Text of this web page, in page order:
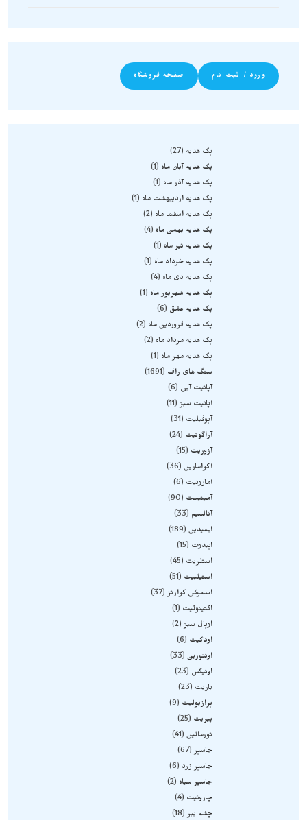
ورود / ثبت نام صفحه فروشگاه
پک هدیه
27
پک هدیه آبان ماه
1
پک هدیه آذر ماه
1
پک هدیه اردیبهشت ماه
1
پک هدیه اسفند ماه
2
پک هدیه بهمن ماه
4
پک هدیه تیر ماه
1
پک هدیه خرداد ماه
1
پک هدیه دی ماه
4
پک هدیه شهریور ماه
1
پک هدیه عشق
6
پک هدیه فروردین ماه
2
پک هدیه مرداد ماه
2
پک هدیه مهر ماه
1
سنگ های راف
1691
آپاتیت آبی
6
آپاتیت سبز 11
آپوفیلیت
31
آراگونیت
24
آزوریت
15
آکوامارین 36
آمازونیت
6
آمیتیست
90
آنالسیم
33
ابسیدین 189
اپیدوت
15
استلریت
45
استیلبیت
51
اسموکی کوارتز 37
اکتینولیت
1
اوپال سبز 2
اوناکیت
6
اونتورین 33
اونیکس
23
باریت
23
پرازیولیت
9
پیریت
25
تورمالین 41
جاسپر 67
جاسپر زرد
6
جاسپر سیاه
2
چاروئیت
4
چشم ببر 18